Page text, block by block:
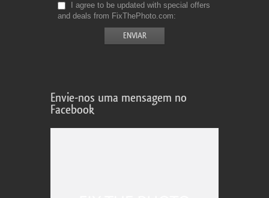
I agree to be updated with special offers
and deals from FixThePhoto.com
Envie-nos uma mensagem no
Facebook